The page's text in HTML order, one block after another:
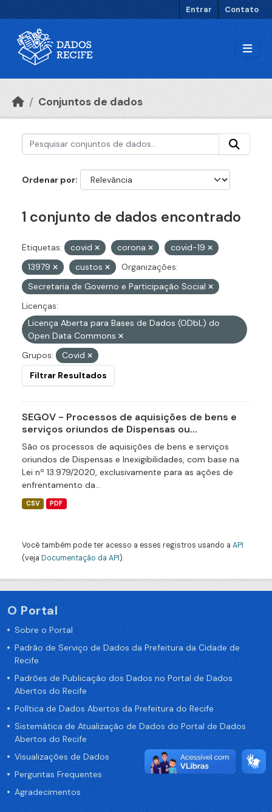
Entrar Contato
Conjuntos de dados
Ordenar por
1 conjunto de dados encontrado
Etiquetas: covid corona
covid-19
13979
custos
Organizações:
Secretaria de Governo e Participação Social
Licenças:
Licença Aberta para Bases de Dados (ODbL) do
Open Data Commons
Grupos:
Covid
Filtrar Resultados
SEGOV - Processos de aquisições de bens e
serviços oriundos de Dispensas ou...
São os processos de aquisições de bens e serviços
oriundos de Dispensas e Inexigibilidades, com base na
Lei nº 13.979/2020, exclusivamente para as ações de
enfrentamento da...
CSV PDF
Você também pode ter acesso a esses registros usando a API
(veja Documentação da API).
O Portal
Sobre o Portal
Padrão de Serviço de Dados da Prefeitura da Cidade de
Recife
Padrões de Publicação dos Dados no Portal de Dados
Abertos do Recife
Política de Dados Abertos da Prefeitura do Recife
Sistemática de Atualização de Dados do Portal de Dados
Abertos do Recife
Visualizações de Dados
Perguntas Frequentes
Agradecimentos